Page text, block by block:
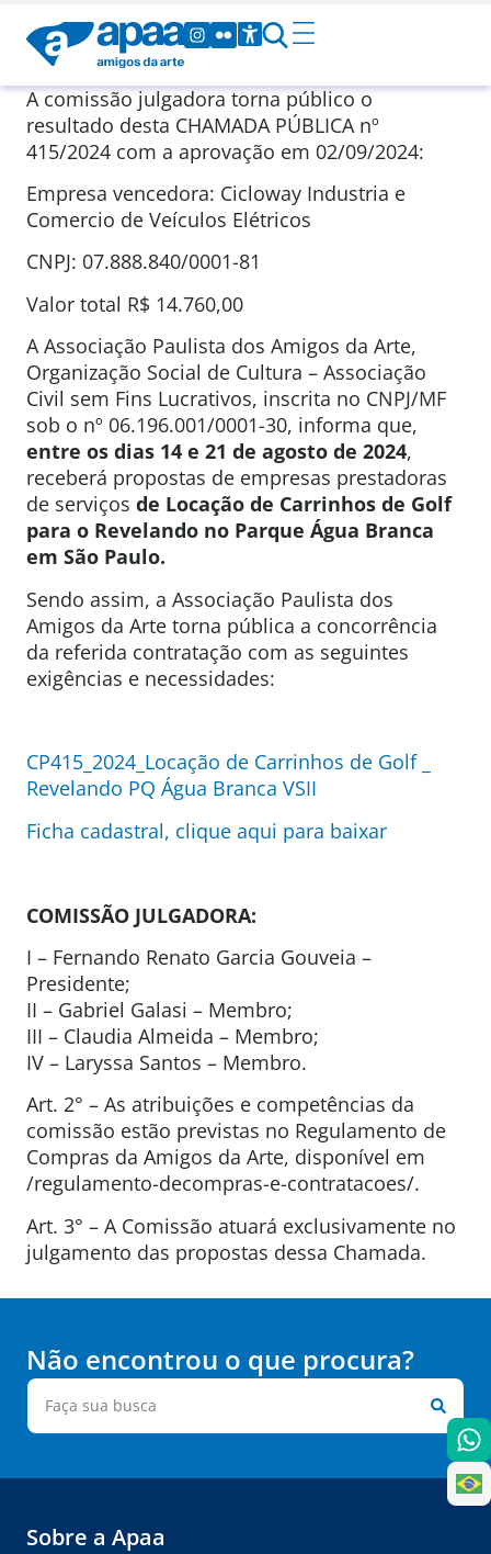
A comissão julgadora torna público o
resultado desta CHAMADA PÚBLICA nº
415/2024 com a aprovação em 02/09/2024:
Empresa vencedora: Cicloway Industria e
Comercio de Veículos Elétricos
CNPJ: 07.888.840/0001-81
Valor total R$ 14.760,00
A Associação Paulista dos Amigos da Arte,
Organização Social de Cultura – Associação
Civil sem Fins Lucrativos, inscrita no CNPJ/MF
sob o nº 06.196.001/0001-30, informa que,
entre os dias 14 e 21 de agosto de 2024,
receberá propostas de empresas prestadoras
de serviços de Locação de Carrinhos de Golf
para o Revelando no Parque Água Branca
em São Paulo.
Sendo assim, a Associação Paulista dos
Amigos da Arte torna pública a concorrência
da referida contratação com as seguintes
exigências e necessidades:
CP415_2024_Locação de Carrinhos de Golf _
Revelando PQ Água Branca VSII
Ficha cadastral, clique aqui para baixar
COMISSÃO JULGADORA:
I – Fernando Renato Garcia Gouveia –
Presidente;
II – Gabriel Galasi – Membro;
III – Claudia Almeida – Membro;
IV – Laryssa Santos – Membro.
Art. 2° – As atribuições e competências da
comissão estão previstas no Regulamento de
Compras da Amigos da Arte, disponível em
/regulamento-decompras-e-contratacoes/.
Art. 3° – A Comissão atuará exclusivamente no
julgamento das propostas dessa Chamada.
Não encontrou o que procura?
Sobre a Apaa